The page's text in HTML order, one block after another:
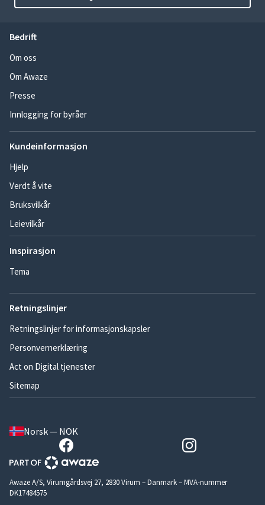
Bedrift
Om oss
Om Awaze
Presse
Innlogging for byråer
Kundeinformasjon
Hjelp
Verdt å vite
Bruksvilkår
Leievilkår
Inspirasjon
Tema
Retningslinjer
Retningslinjer for informasjonskapsler
Personvernerklæring
Act on Digital tjenester
Sitemap
Norsk — NOK
Awaze A/S, Virumgårdsvej 27, 2830 Virum – Danmark – MVA-nummer
DK17484575